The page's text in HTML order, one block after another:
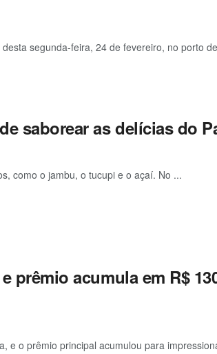
segunda-feira, 24 de fevereiro, no porto
saborear as delícias do
como o jambu, o tucupi e o açaí. No ...
prêmio acumula em R$
e o prêmio principal acumulou para